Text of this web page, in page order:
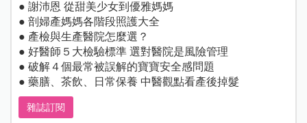
● 謝沛恩 從甜美少女到優雅媽媽
● 剖婦產媽媽各階段照護大全
● 產檢與生產醫院怎麼選？
● 好醫師５大檢驗標準 選對醫院是風險管理
● 破解４個最常被誤解的寶寶安全感問題
● 藥膳、茶飲、日常保養 中醫觀點看產後掉髮
雜誌訂閱